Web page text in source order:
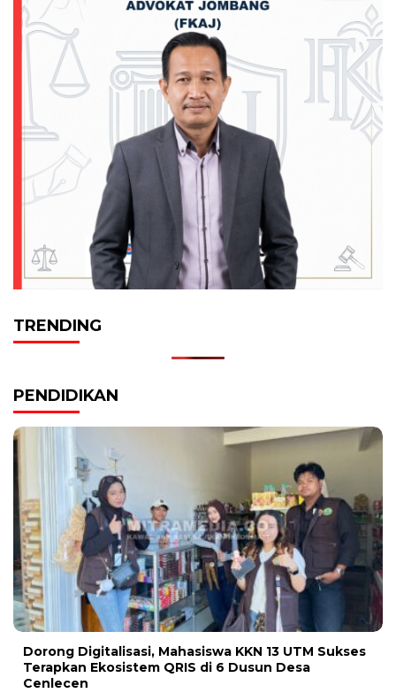
TRENDING
PENDIDIKAN
Dorong Digitalisasi, Mahasiswa KKN 13 UTM Sukses
Terapkan Ekosistem QRIS di 6 Dusun Desa
Cenlecen